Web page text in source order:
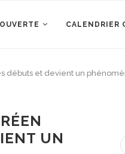
CALENDRIER
débuts et devient un
UN